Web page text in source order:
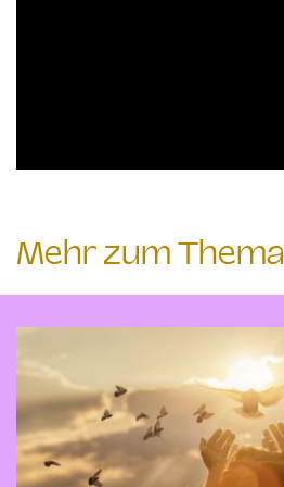
Mehr zum Thema